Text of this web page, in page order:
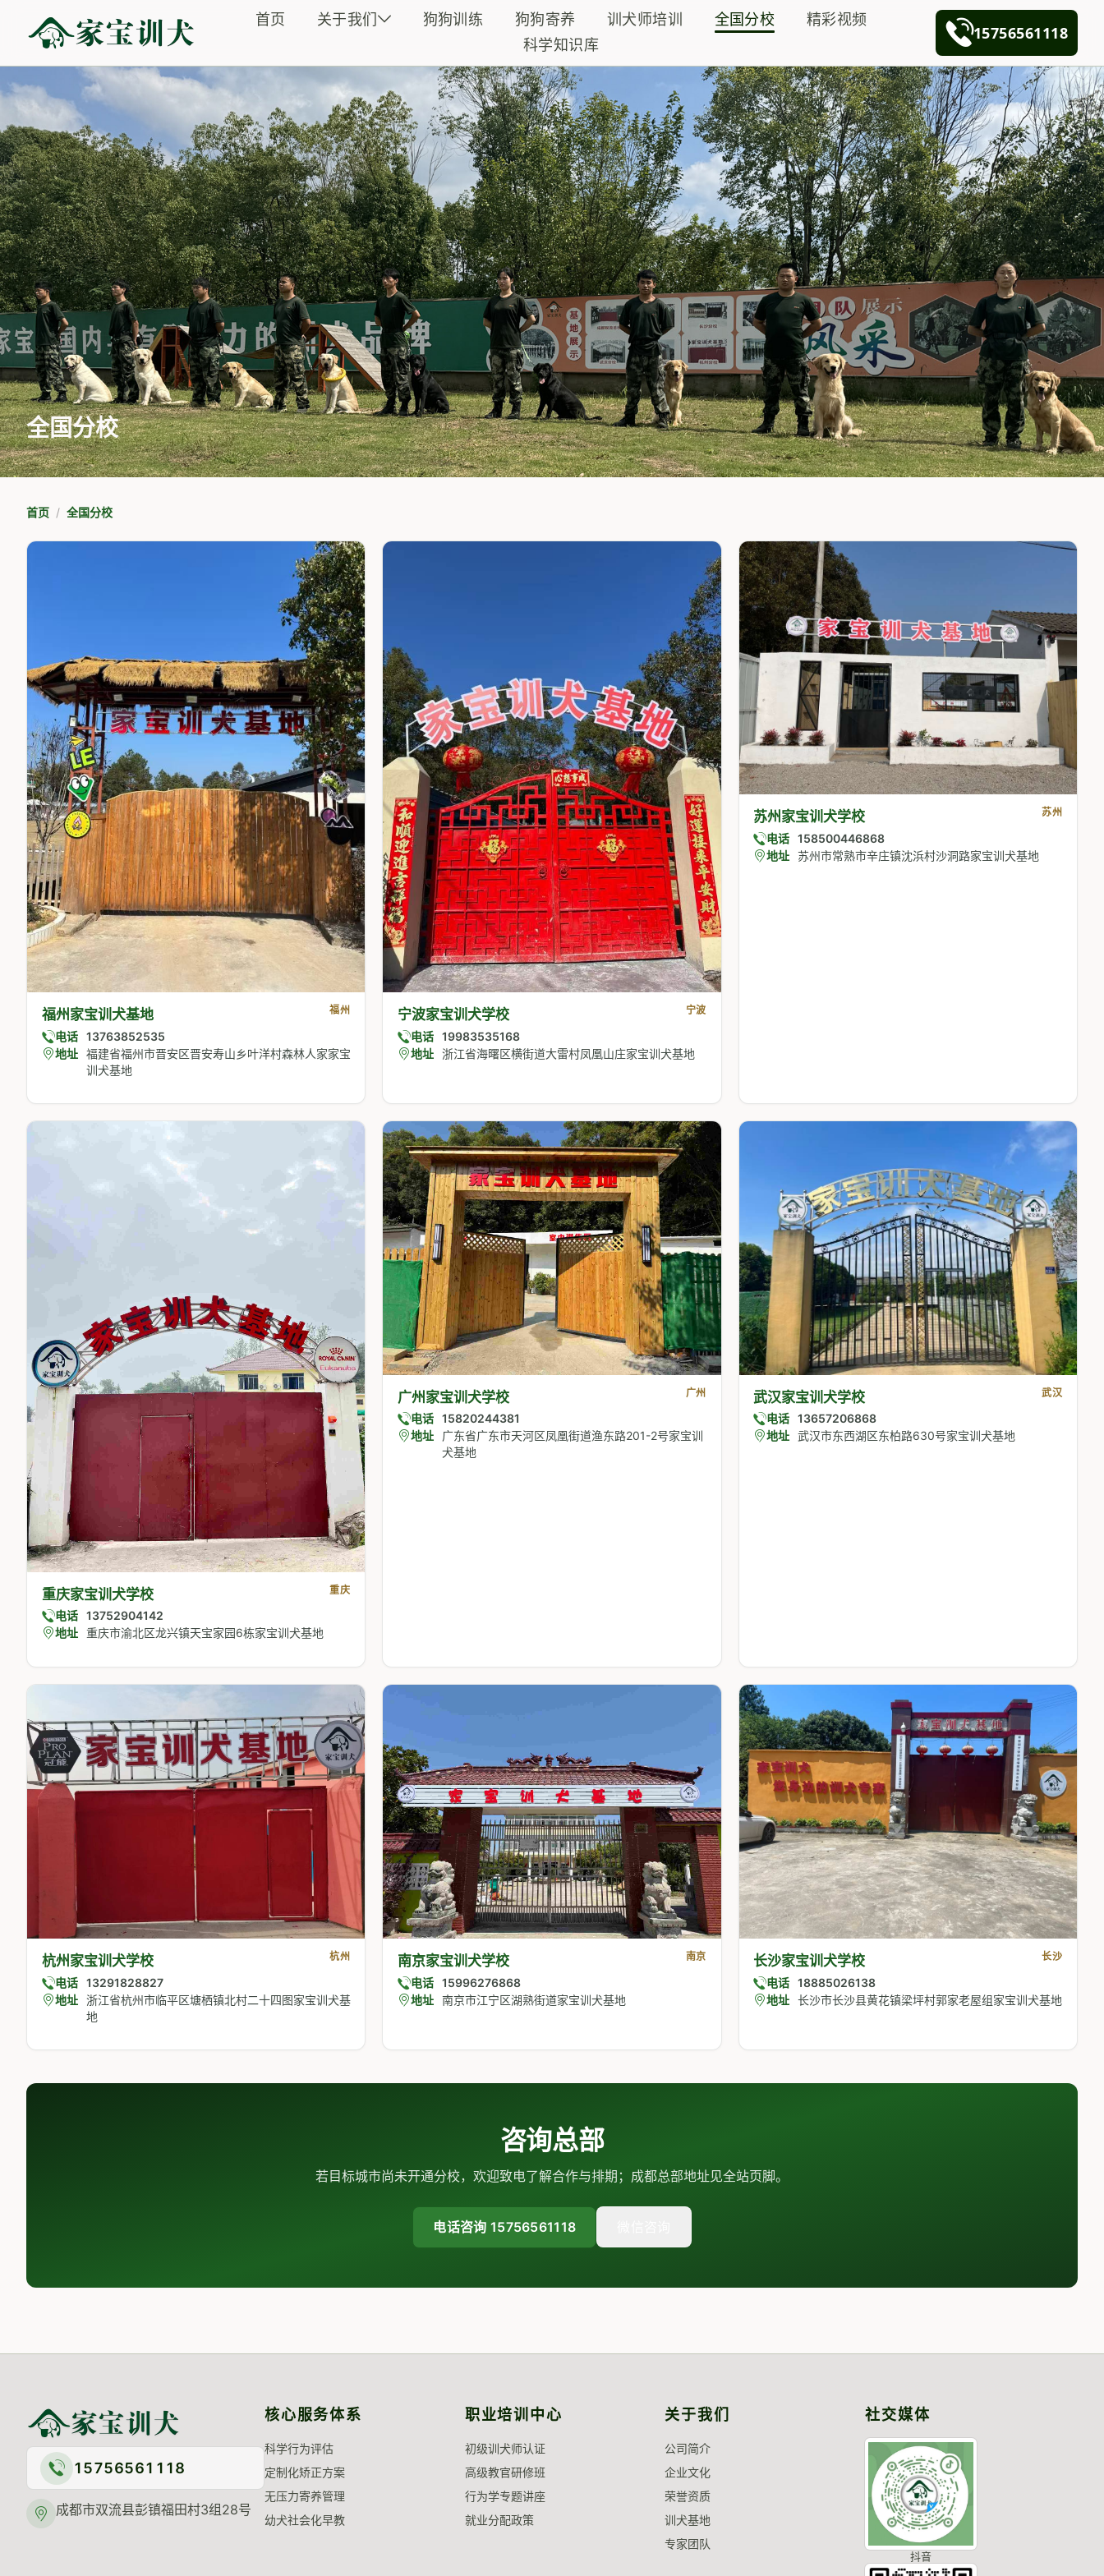
首页 关于我们 狗狗训练 狗狗寄养 训犬师培训 全国分校
精彩视频
科学知识库
15756561118
全国分校
首页 全国分校
福州家宝训犬基地
福州
电话
13763852535
地址
福建省福州市晋安区晋安寿山乡叶洋村森林人家家宝
训犬基地
宁波家宝训犬学校
宁波
电话 19983535168
地址 浙江省海曙区横街道大雷村凤凰山庄家宝训犬基地
苏州家宝训犬学校
苏州
电话
158500446868
地址
苏州市常熟市辛庄镇沈浜村沙洞路家宝训犬基地
重庆家宝训犬学校
重庆
电话
13752904142
地址
重庆市渝北区龙兴镇天宝家园6栋家宝训犬基地
广州家宝训犬学校
广州
电话 15820244381
地址
广东省广东市天河区凤凰街道渔东路201-2号家宝训
犬基地
武汉家宝训犬学校
武汉
电话
13657206868
地址
武汉市东西湖区东柏路630号家宝训犬基地
杭州家宝训犬学校
杭州
电话
13291828827
地址
浙江省杭州市临平区塘栖镇北村二十四图家宝训犬基
地
南京家宝训犬学校
南京
电话 15996276868
地址 南京市江宁区湖熟街道家宝训犬基地
长沙家宝训犬学校
长沙
电话
18885026138
地址
长沙市长沙县黄花镇梁坪村郭家老屋组家宝训犬基地
咨询总部
若目标城市尚未开通分校，欢迎致电了解合作与排期；成都总部地址见全站页脚。
电话咨询 15756561118
15756561118
成都市双流县彭镇福田村3组28号
核心服务体系
科学行为评估
定制化矫正方案
无压力寄养管理
幼犬社会化早教
职业培训中心
初级训犬师认证
高级教官研修班
行为学专题讲座
就业分配政策
关于我们
公司简介
企业文化
荣誉资质
训犬基地
专家团队
社交媒体
抖音